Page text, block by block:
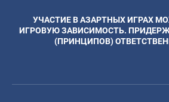
УЧАСТИЕ В АЗАРТНЫХ ИГРАХ
ИГРОВУЮ ЗАВИСИМОСТЬ.
(ПРИНЦИПОВ)